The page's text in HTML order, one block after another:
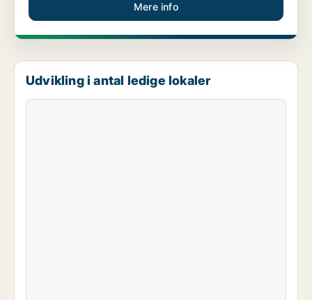
Mere info
Udvikling i antal ledige lokaler